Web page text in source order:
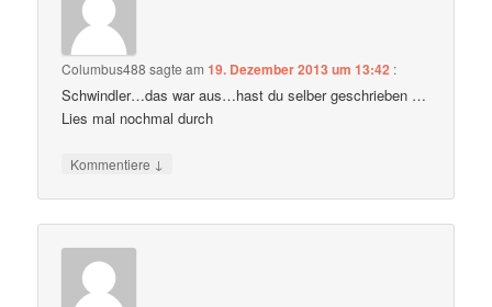
Columbus488 sagte am19. Dezember 2013 um 13:42 :
Schwindler…das war aus…hast du selber geschrieben …
Lies mal nochmal durch
Kommentiere ↓